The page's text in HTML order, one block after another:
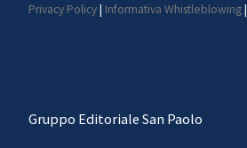
Privacy Policy| Informativa Whistleblowing|
Gruppo Editoriale San Paolo